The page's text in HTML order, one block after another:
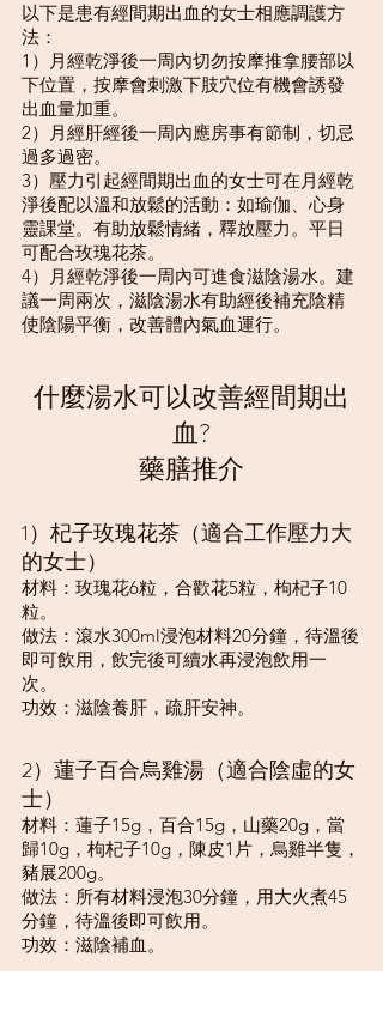
以下是患有經間期出血的女士相應調護方
法：
1）月經乾淨後一周內切勿按摩推拿腰部以
下位置，按摩會刺激下肢穴位有機會誘發
出血量加重。
2）月經肝經後一周內應房事有節制，切忌
過多過密。
3）壓力引起經間期出血的女士可在月經乾
淨後配以溫和放鬆的活動：如瑜伽、心身
靈課堂。有助放鬆情緒，釋放壓力。平日
可配合玫瑰花茶。
4）月經乾淨後一周內可進食滋陰湯水。建
議一周兩次，滋陰湯水有助經後補充陰精
使陰陽平衡，改善體內氣血運行。
什麼湯水可以改善經間期出
血?
藥膳推介
1）杞子玫瑰花茶（適合工作壓力大
的女士）
材料：玫瑰花6粒，合歡花5粒，枸杞子10
粒。
做法：滾水300ml浸泡材料20分鐘，待溫後
即可飲用，飲完後可續水再浸泡飲用一
次。
功效：滋陰養肝，疏肝安神。
2）蓮子百合烏雞湯（適合陰虛的女
士）
材料：蓮子15g，百合15g，山藥20g，當
歸10g，枸杞子10g，陳皮1片，烏雞半隻，
豬展200g。
做法：所有材料浸泡30分鐘，用大火煮45
分鐘，待溫後即可飲用。
功效：滋陰補血。